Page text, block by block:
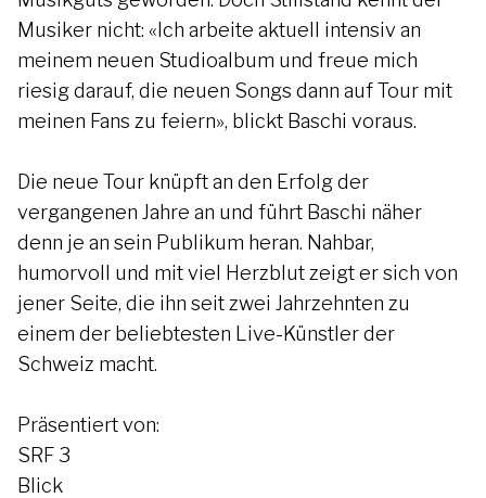
Musiker nicht: «Ich arbeite aktuell intensiv an
meinem neuen Studioalbum und freue mich
riesig darauf, die neuen Songs dann auf Tour mit
meinen Fans zu feiern», blickt Baschi voraus.
Die neue Tour knüpft an den Erfolg der
vergangenen Jahre an und führt Baschi näher
denn je an sein Publikum heran. Nahbar,
humorvoll und mit viel Herzblut zeigt er sich von
jener Seite, die ihn seit zwei Jahrzehnten zu
einem der beliebtesten Live-Künstler der
Schweiz macht.
Präsentiert von:
SRF 3
Blick